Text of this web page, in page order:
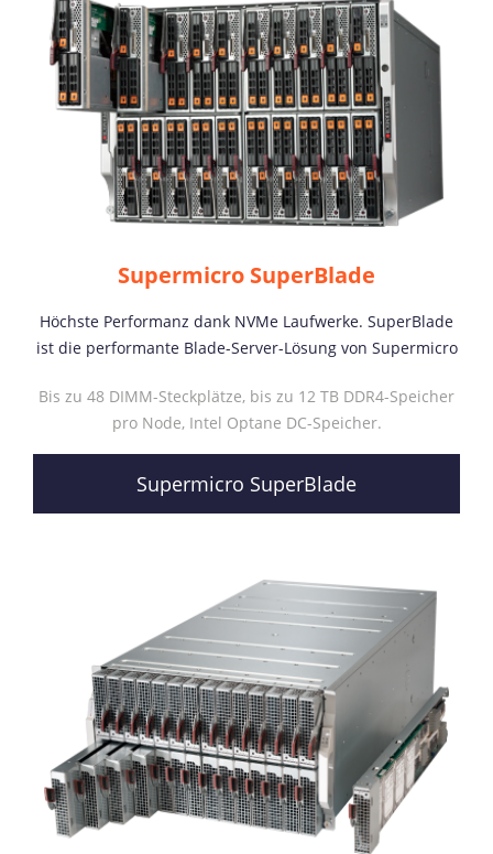
Supermicro SuperBlade
Höchste Performanz dank NVMe Laufwerke. SuperBlade
ist die performante Blade-Server-Lösung von Supermicro
Bis zu 48 DIMM-Steckplätze, bis zu 12 TB DDR4-Speicher
pro Node, Intel Optane DC-Speicher.
Supermicro SuperBlade